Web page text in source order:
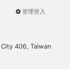
User
管理登入
406, Taiwan